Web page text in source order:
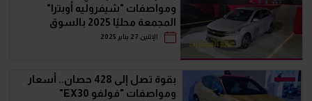
ومواصفات "شيفروليه أوبترا"
المجمعة محليًا 2025 بالسوق
المصري
الإثنين 27 يناير 2025
بقوة تصل إلى 428 حصان.. أسعار
ومواصفات "فولفو EX30"